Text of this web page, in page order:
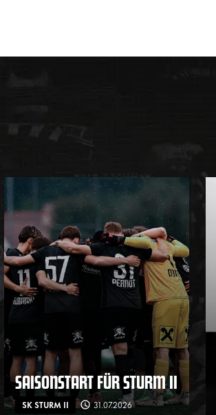
SAISONSTART FÜR STURM II
SK STURM II 31.07.2026